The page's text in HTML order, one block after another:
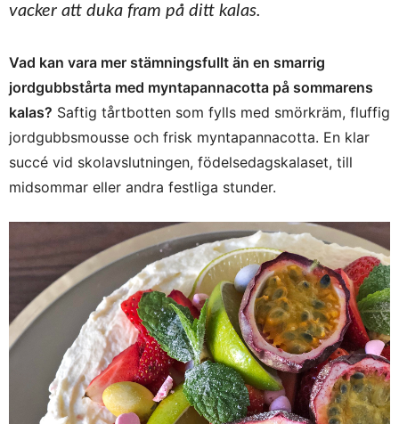
vacker att duka fram på ditt kalas.
Vad kan vara mer stämningsfullt än en smarrig
jordgubbstårta med myntapannacotta på sommarens
kalas? Saftig tårtbotten som fylls med smörkräm, fluffig
jordgubbsmousse och frisk myntapannacotta. En klar
succé vid skolavslutningen, födelsedagskalaset, till
midsommar eller andra festliga stunder.